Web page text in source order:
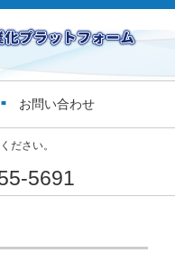
お問い合わせ
ださい。
5691